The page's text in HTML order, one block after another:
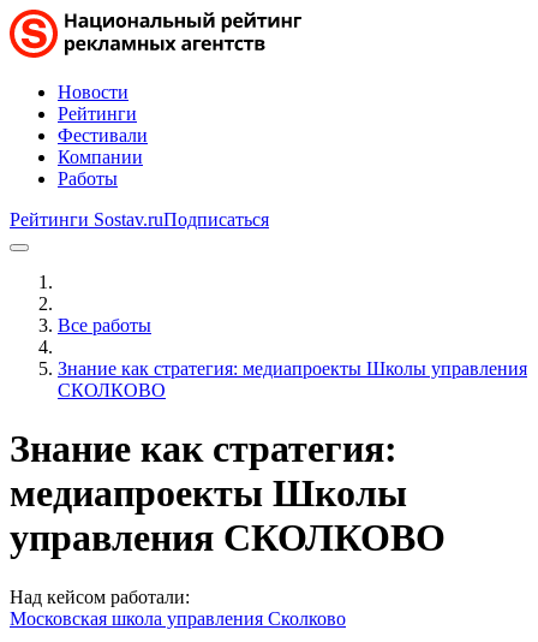
Новости
Рейтинги
Фестивали
Компании
Работы
Рейтинги Sostav.ruПодписаться
Все работы
Знание как стратегия: медиапроекты Школы управления
СКОЛКОВО
Знание как стратегия:
медиапроекты Школы
управления СКОЛКОВО
Над кейсом работали:
Московская школа управления Сколково